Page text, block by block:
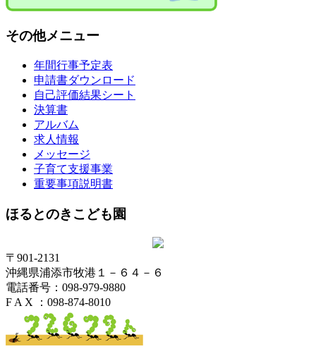
その他メニュー
年間行事予定表
申請書ダウンロード
自己評価結果シート
決算書
アルバム
求人情報
メッセージ
子育て支援事業
重要事項説明書
ほるとのきこども園
〒901-2131
沖縄県浦添市牧港１－６４－６
電話番号：098-979-9880
F A X ：098-874-8010